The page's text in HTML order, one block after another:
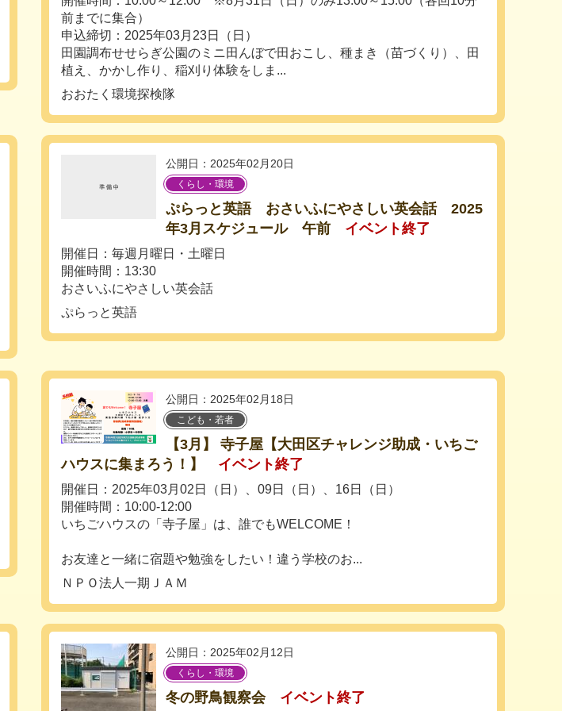
前までに集合）
申込締切：2025年03月23日（日）
田園調布せせらぎ公園のミニ田んぼで田おこし、種まき（苗づくり）、田
植え、かかし作り、稲刈り体験をしま...
おおたく環境探検隊
公開日：2025年02月20日
くらし・環境
ぷらっと英語 おさいふにやさしい英会話 2025
年3月スケジュール 午前
イベント終了
開催日：毎週月曜日・土曜日
開催時間：13:30
おさいふにやさしい英会話
ぷらっと英語
公開日：2025年02月18日
こども・若者
【3月】 寺子屋【大田区チャレンジ助成・いちご
ハウスに集まろう！】
イベント終了
開催日：2025年03月02日（日）、09日（日）、16日（日）
開催時間：10:00-12:00
いちごハウスの「寺子屋」は、誰でもWELCOME！
お友達と一緒に宿題や勉強をしたい！違う学校のお...
ＮＰＯ法人一期ＪＡＭ
公開日：2025年02月12日
くらし・環境
冬の野鳥観察会 イベント終了